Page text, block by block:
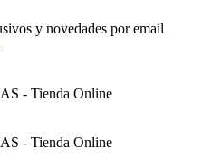
y novedades por email